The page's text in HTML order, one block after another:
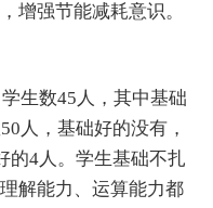
增强节能减耗意识。
生数45人，其中基础
人，基础好的没有，
的4人。学生基础不扎
解能力、运算能力都